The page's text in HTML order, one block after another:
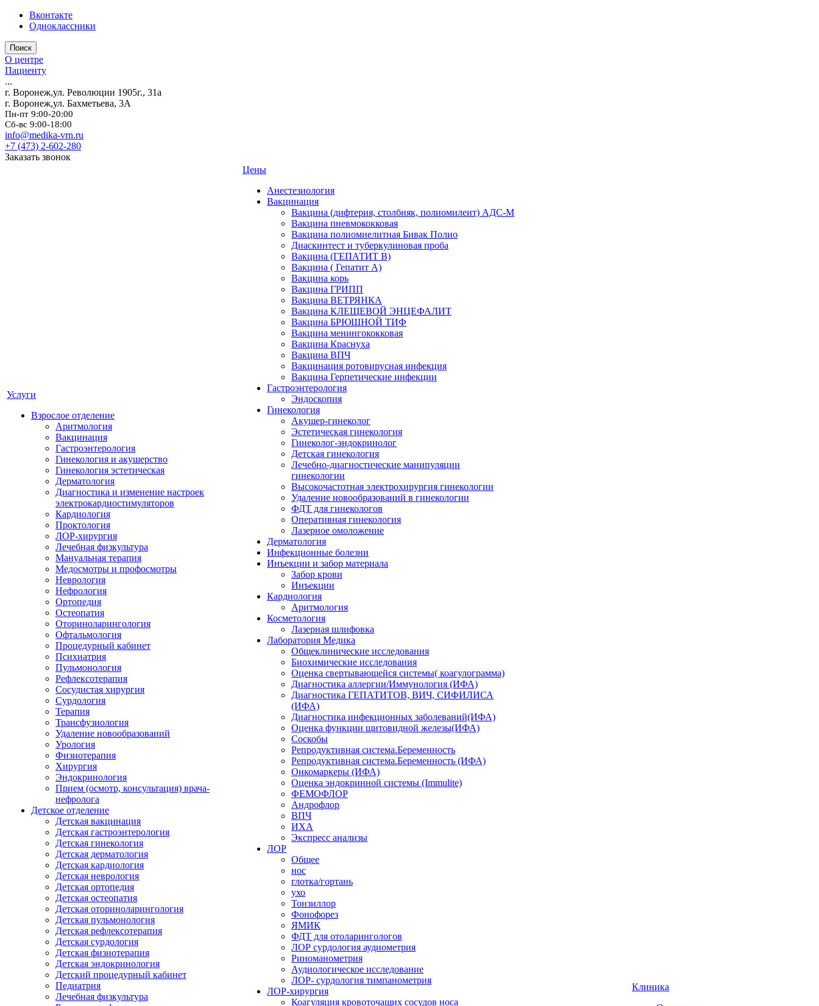
Вконтакте
Одноклассники
Поиск
О центре
Пациенту
...
г. Воронеж,ул. Революции 1905г., 31а
г. Воронеж,ул. Бахметьева, 3А
Пн-пт 9:00-20:00
Сб-вс 9:00-18:00
info@medika-vrn.ru
+7 (473) 2-602-280
Заказать звонок
Услуги
Взрослое отделение
Аритмология
Вакцинация
Гастроэнтерология
Гинекология и акушерство
Гинекология эстетическая
Дерматология
Диагностика и изменение настроек
электрокардиостимуляторов
Кардиология
Проктология
ЛОР-хирургия
Лечебная физкультура
Мануальная терапия
Медосмотры и профосмотры
Неврология
Нефрология
Ортопедия
Остеопатия
Оториноларингология
Офтальмология
Процедурный кабинет
Психиатрия
Пульмонология
Рефлексотерапия
Сосудистая хирургия
Сурдология
Терапия
Трансфузиология
Удаление новообразований
Урология
Физиотерапия
Хирургия
Эндокринология
Прием (осмотр, консультация) врача-
нефролога
Детское отделение
Детская вакцинация
Детская гастроэнтерология
Детская гинекология
Детская дерматология
Детская кардиология
Детская неврология
Детская ортопедия
Детская остеопатия
Детская оториноларингология
Детская пульмонология
Детская рефлексотерапия
Детская сурдология
Детская физиотерапия
Детская эндокринология
Детский процедурный кабинет
Педиатрия
Лечебная физкультура
Цены
Анестезиология
Вакцинация
Вакцина (дифтерия, столбняк, полиомилеит) АДС-М
Вакцина пневмококковая
Вакцина полиомиелитная Бивак Полио
Диаскинтест и туберкулиновая проба
Вакцина (ГЕПАТИТ В)
Вакцина ( Гепатит А)
Вакцина корь
Вакцина ГРИПП
Вакцина ВЕТРЯНКА
Вакцина КЛЕЩЕВОЙ ЭНЦЕФАЛИТ
Вакцина БРЮШНОЙ ТИФ
Вакцина менингококковая
Вакцина Краснуха
Вакцина ВПЧ
Вакцинация ротовирусная инфекция
Вакцина Герпетические инфекции
Гастроэнтерология
Эндоскопия
Гинекология
Акушер-гинеколог
Эстетическая гинекология
Гинеколог-эндокринолог
Детская гинекология
Лечебно-диагностические манипуляции
гинекологии
Высокочастотная электрохирургия гинекологии
Удаление новообразований в гинекологии
ФДТ для гинекологов
Оперативная гинекология
Лазерное омоложение
Дерматология
Инфекционные болезни
Инъекции и забор материала
Забор крови
Инъекции
Кардиология
Аритмология
Косметология
Лазерная шлифовка
Лаборатория Медика
Общеклинические исследования
Биохимические исследования
Оценка свертывающейся системы( коагулограмма)
Диагностика аллергии/Иммунология (ИФА)
Диагностика ГЕПАТИТОВ, ВИЧ, СИФИЛИСА
(ИФА)
Диагностика инфекционных заболеваний(ИФА)
Оценка функции щитовидной железы(ИФА)
Соскобы
Репродуктивная система.Беременность
Репродуктивная система.Беременность (ИФА)
Онкомаркеры (ИФА)
Оценка эндокринной системы (Immulite)
ФЕМОФЛОР
Андрофлор
ВПЧ
ИХА
Экспресс анализы
ЛОР
Общее
нос
глотка/гортань
ухо
Тонзиллор
Фонофорез
ЯМИК
ФДТ для отоларингологов
ЛОР сурдология аудиометрия
Риноманометрия
Аудиологическое исследование
ЛОР- сурдология тимпанометрия
ЛОР-хирургия
Коагуляция кровоточащих сосудов носа
Клиника